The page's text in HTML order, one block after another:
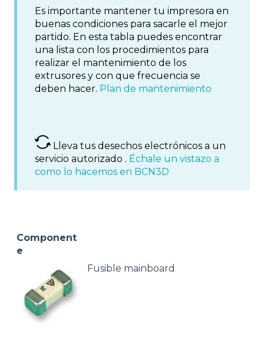
Es importante mantener tu impresora en
buenas condiciones para sacarle el mejor
partido. En esta tabla puedes encontrar
una lista con los procedimientos para
realizar el mantenimiento de los
extrusores y con que frecuencia se
deben hacer. Plan de mantenimiento
Lleva tus desechos electrónicos a un
servicio autorizado . Échale un vistazo a
como lo hacemos en BCN3D
Component
e
Fusible mainboard